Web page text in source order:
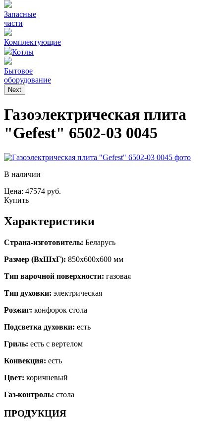
Запасные
части
Комплектующие
Котлы
Бытовое
оборудование
Next
Газоэлектрическая плита
"Gefest" 6502-03 0045
В наличии
Цена: 47574 руб.
Купить
Характеристики
Страна-изготовитель: Беларусь
Размер (ВхШхГ): 850х600х600 мм
Тип варочной поверхности: газовая
Тип духовки: электрическая
Розжиг: конфорок стола
Подсветка духовки: есть
Гриль: есть с вертелом
Конвекция: есть
Цвет: коричневый
Газ-контроль: стола
ПРОДУКЦИЯ